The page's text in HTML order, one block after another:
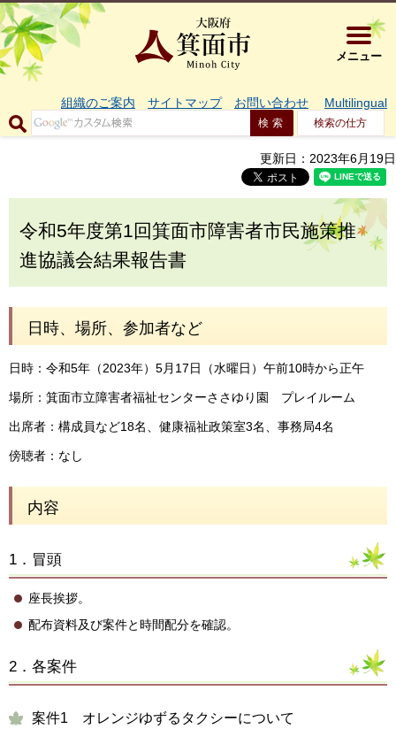
大阪府箕
メニュー
組織のご案内 サイトマップ お問い合わせ Multilingual
検索の仕方
更新日：2023年6月19日
令和5年度第1回箕面市障害者市民施策推
進協議会結果報告書
日時、場所、参加者など
日時：令和5年（2023年）5月17日（水曜日）午前10時から正午
場所：箕面市立障害者福祉センターささゆり園 プレイルーム
出席者：構成員など18名、健康福祉政策室3名、事務局4名
傍聴者：なし
内容
1．冒頭
座長挨拶。
配布資料及び案件と時間配分を確認。
2．各案件
案件1 オレンジゆずるタクシーについて